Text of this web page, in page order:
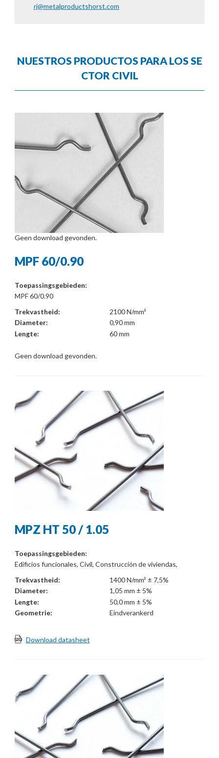
rj@metalproductshorst.com
NUESTROS PRODUCTOS PARA LOS SE
CTOR CIVIL
Geen download gevonden.
MPF 60/0.90
Toepassingsgebieden:
MPF 60/0.90
Trekvastheid:
2100 N/mm²
Diameter:
0,90 mm
Lengte:
60 mm
Geen download gevonden.
MPZ HT 50 / 1.05
Toepassingsgebieden:
Edificios funcionales, Civil, Construcción de viviendas,
Trekvastheid:
1400 N/mm² ± 7,5%
Diameter:
1,05 mm ± 5%
Lengte:
50,0 mm ± 5%
Geometrie:
Eindverankerd
Download datasheet